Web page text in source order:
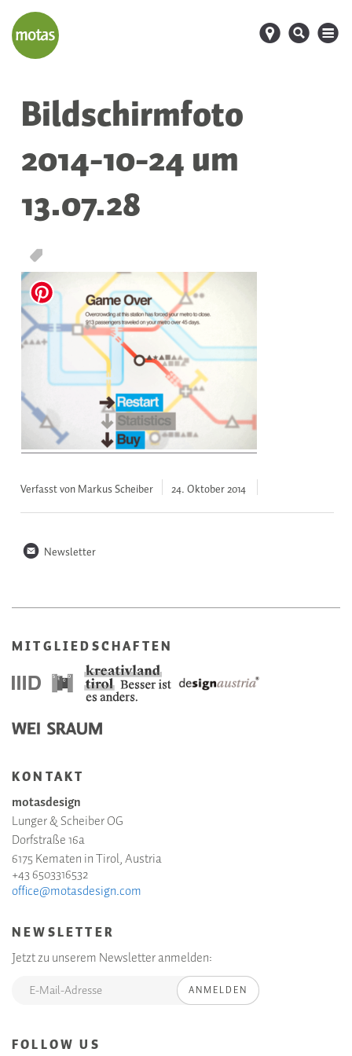
d s M
Bildschirmfoto
2014-10-24 um
13.07.28
T
Verfasst von Markus Scheiber 24. Oktober2014
n Newsletter
MITGLIEDSCHAFTEN
KONTAKT
motasdesign
Lunger & Scheiber OG
Dorfstraße 16a
6175 Kematen in Tirol, Austria
+43 6503316532
office@motasdesign.com
NEWSLETTER
Jetzt zu unserem Newsletter anmelden:
ANMELDEN
FOLLOW US